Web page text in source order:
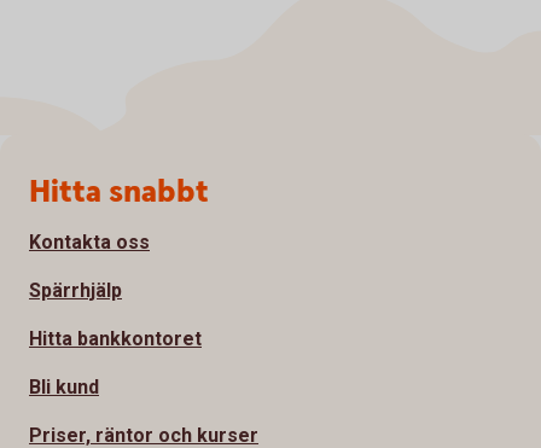
Sidfot
Hitta snabbt
Kontakta oss
Spärrhjälp
Hitta bankkontoret
Bli kund
Priser, räntor och kurser